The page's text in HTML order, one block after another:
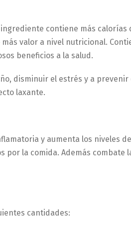
contiene más
valor a nivel nutricional.
beneficios a la salud.
disminuir el estrés y a
laxante.
y aumenta los niveles
por la comida. Además
cantidades: